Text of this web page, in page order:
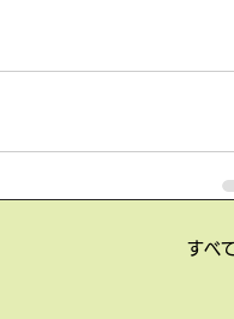
すべ